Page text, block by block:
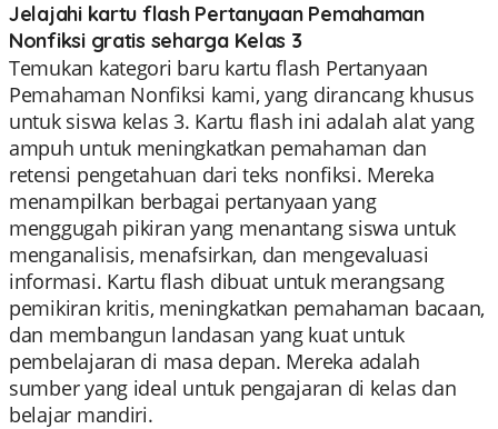
Jelajahi kartu flash Pertanyaan Pemahaman
Nonfiksi gratis seharga Kelas 3
Temukan kategori baru kartu flash Pertanyaan
Pemahaman Nonfiksi kami, yang dirancang khusus
untuk siswa kelas 3. Kartu flash ini adalah alat yang
ampuh untuk meningkatkan pemahaman dan
retensi pengetahuan dari teks nonfiksi. Mereka
menampilkan berbagai pertanyaan yang
menggugah pikiran yang menantang siswa untuk
menganalisis, menafsirkan, dan mengevaluasi
informasi. Kartu flash dibuat untuk merangsang
pemikiran kritis, meningkatkan pemahaman bacaan,
dan membangun landasan yang kuat untuk
pembelajaran di masa depan. Mereka adalah
sumber yang ideal untuk pengajaran di kelas dan
belajar mandiri.